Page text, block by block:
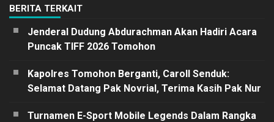
BERITA TERKAIT
Jenderal Dudung Abdurachman Akan Hadiri Acara
Puncak TIFF 2026 Tomohon
Kapolres Tomohon Berganti, Caroll Senduk:
Selamat Datang Pak Novrial, Terima Kasih Pak Nur
Turnamen E-Sport Mobile Legends Dalam Rangka